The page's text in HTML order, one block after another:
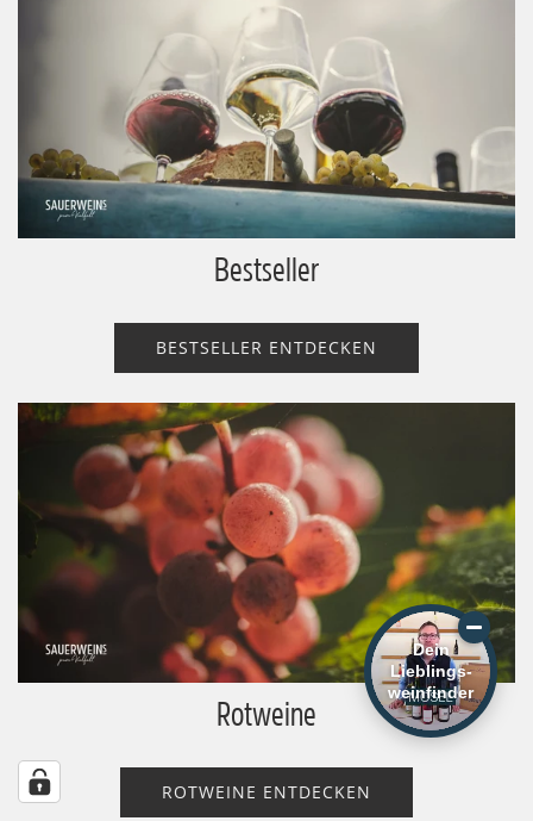
Bestseller
BESTSELLER ENTDECKEN
Rotweine
ROTWEINE ENTDECKEN
Dein
Lieblings-
weinfinder